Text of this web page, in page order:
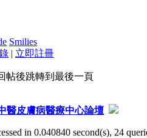
Smilies
| 立即註冊
帖後跳轉到最後一頁
醫皮膚病醫療中心論壇
in 0.040840 second(s), 24